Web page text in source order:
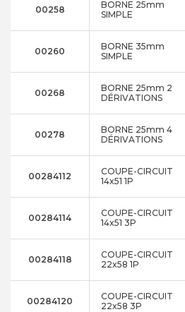
00258
BORNE 25mm
SIMPLE
00260
BORNE 35mm
SIMPLE
00268
BORNE 25mm 2
DÉRIVATIONS
00278
BORNE 25mm 4
DÉRIVATIONS
00284112
COUPE-CIRCUIT
14x51 1P
00284114
COUPE-CIRCUIT
14x51 3P
00284118
COUPE-CIRCUIT
22x58 1P
00284120
COUPE-CIRCUIT
22x58 3P